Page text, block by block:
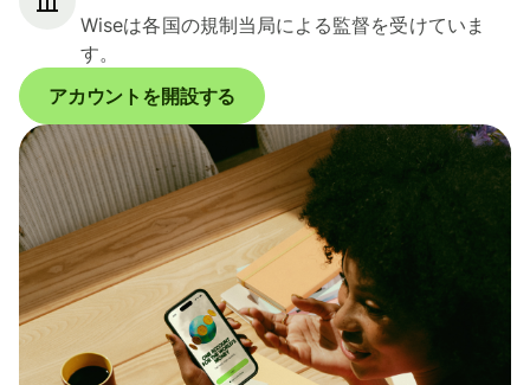
Wiseは各国の規制当局による監督を受けていま
す。
アカウントを開設する